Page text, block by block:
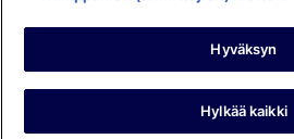
©2026 Expedia, Inc., Expedia Groupin
pidätetään. ebookers ja ebookersin logo
tavaramerkkejä tai rekisteröityjä
Hyväksyn
Hylkää kaikki